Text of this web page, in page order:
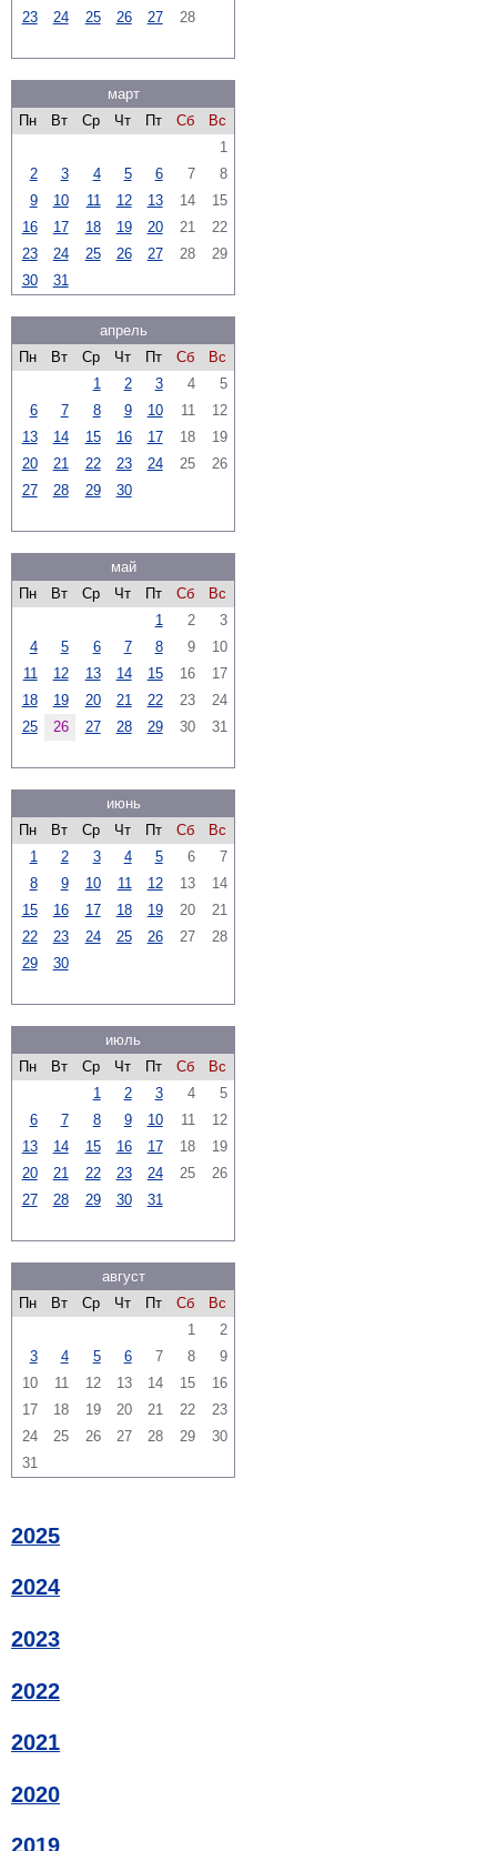
23 24 25 26 27 28
март
Пн
Вт Ср Чт Пт Сб
Вс
1
2
3 4 5 6 7
8
9
10 11 12 13 14
15
16
17 18 19 20 21
22
23
24 25 26 27 28
29
30
31
апрель
Пн
Вт Ср Чт Пт Сб
Вс
1
2 3 4
5
6
7 8 9 10 11
12
13
14 15 16 17 18
19
20
21 22 23 24 25
26
27
28 29 30
май
Пн
Вт Ср Чт Пт Сб
Вс
1
2
3
4
5 6 7 8 9
10
11
12 13 14 15 16
17
18
19 20 21 22 23
24
25
26 27 28 29 30 31
июнь
Пн
Вт Ср Чт Пт Сб
Вс
1
2 3 4 5 6
7
8
9 10 11 12 13
14
15
16 17 18 19 20
21
22
23 24 25 26 27
28
29
30
июль
Пн
Вт Ср Чт Пт Сб
Вс
1
2 3 4
5
6
7 8 9 10 11
12
13
14 15 16 17 18
19
20
21 22 23 24 25
26
27
28 29 30 31
август
Пн
Вт Ср Чт Пт Сб
Вс
1
2
3
4 5 6 7 8
9
10
11 12 13 14 15
16
17
18 19 20 21 22
23
24
25 26 27 28 29
30
31
2025
2024
2023
2022
2021
2020
2019